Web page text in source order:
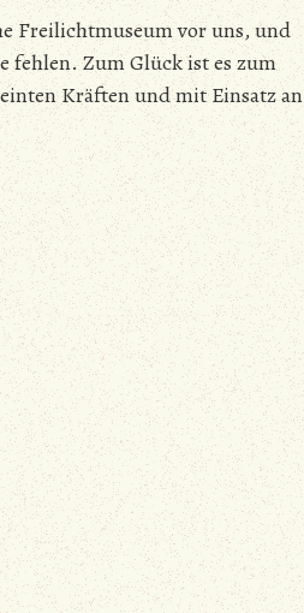
Freilichtmuseum vor uns, und
fehlen. Zum Glück ist es zum
Kräften und mit Einsatz an